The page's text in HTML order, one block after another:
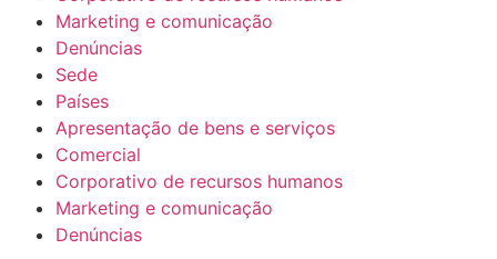
Marketing e comunicação
Denúncias
Sede
Países
Apresentação de bens e serviços
Comercial
Corporativo de recursos humanos
Marketing e comunicação
Denúncias